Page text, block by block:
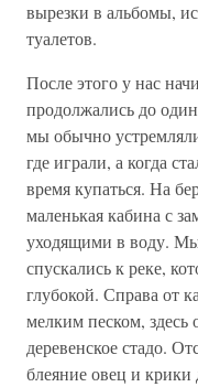
вырезки в альбомы,
туалетов.
После этого у нас
продолжались до
мы обычно
где играли, а когда
время купаться. На
маленькая кабина с
уходящими в воду. Мы
спускались к реке,
глубокой. Справа от
мелким песком, здесь
деревенское стадо.
блеяние овец и крики